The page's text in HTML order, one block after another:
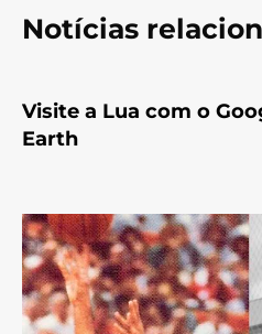
Notícias
Visite a Lua com o
Earth